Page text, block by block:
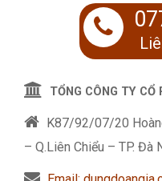
TỔNG CÔNG TY
K87/92/07/20
– Q.Liên Chiểu – TP. Đà